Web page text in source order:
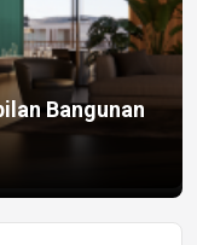
Bangunan